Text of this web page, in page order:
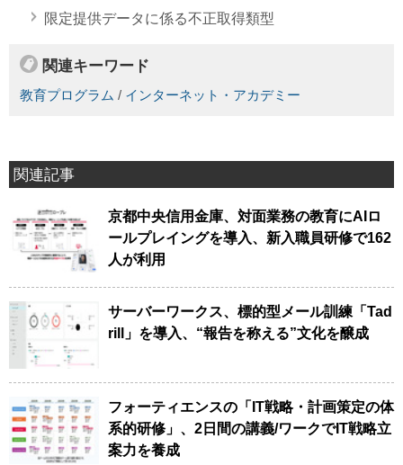
限定提供データに係る不正取得類型
関連キーワード
教育プログラム / インターネット・アカデミー
関連記事
京都中央信用金庫、対面業務の教育にAIロ
ールプレイングを導入、新入職員研修で162
人が利用
サーバーワークス、標的型メール訓練「Tad
rill」を導入、“報告を称える”文化を醸成
フォーティエンスの「IT戦略・計画策定の体
系的研修」、2日間の講義/ワークでIT戦略立
案力を養成